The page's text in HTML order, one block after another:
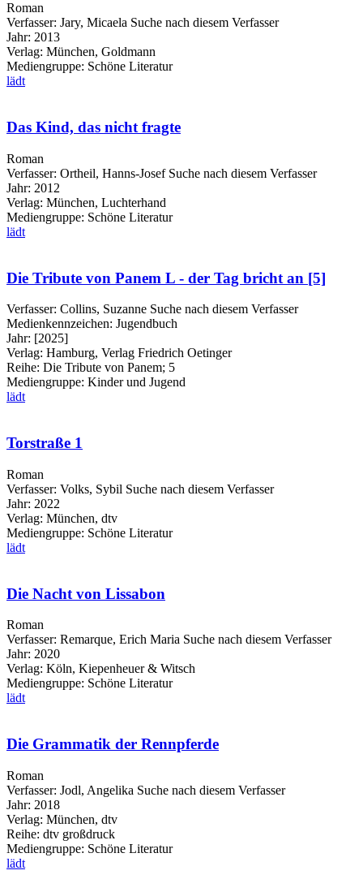
Roman
Verfasser: Jary, Micaela Suche nach diesem Verfasser
Jahr: 2013
Verlag: München, Goldmann
Mediengruppe: Schöne Literatur
lädt
Das Kind, das nicht fragte
Roman
Verfasser: Ortheil, Hanns-Josef Suche nach diesem Verfasser
Jahr: 2012
Verlag: München, Luchterhand
Mediengruppe: Schöne Literatur
lädt
Die Tribute von Panem L - der Tag bricht an [5]
Verfasser: Collins, Suzanne Suche nach diesem Verfasser
Medienkennzeichen: Jugendbuch
Jahr: [2025]
Verlag: Hamburg, Verlag Friedrich Oetinger
Reihe: Die Tribute von Panem; 5
Mediengruppe: Kinder und Jugend
lädt
Torstraße 1
Roman
Verfasser: Volks, Sybil Suche nach diesem Verfasser
Jahr: 2022
Verlag: München, dtv
Mediengruppe: Schöne Literatur
lädt
Die Nacht von Lissabon
Roman
Verfasser: Remarque, Erich Maria Suche nach diesem Verfasser
Jahr: 2020
Verlag: Köln, Kiepenheuer & Witsch
Mediengruppe: Schöne Literatur
lädt
Die Grammatik der Rennpferde
Roman
Verfasser: Jodl, Angelika Suche nach diesem Verfasser
Jahr: 2018
Verlag: München, dtv
Reihe: dtv großdruck
Mediengruppe: Schöne Literatur
lädt